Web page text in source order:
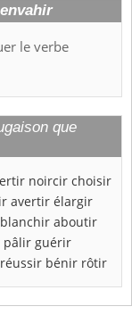
envahir
le verbe
que
noircir choisir
avertir élargir
blanchir aboutir
pâlir guérir
réussir bénir rôtir